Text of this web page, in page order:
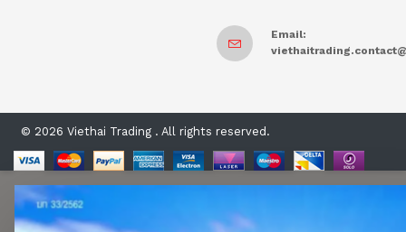
Email:
© 2026 Viethai Trading . All rights reserved.